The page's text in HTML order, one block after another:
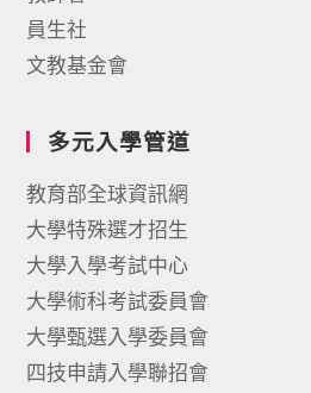
員生社
文教基金會
多元入學管道
教育部全球資訊網
大學特殊選才招生
大學入學考試中心
大學術科考試委員會
大學甄選入學委員會
四技申請入學聯招會